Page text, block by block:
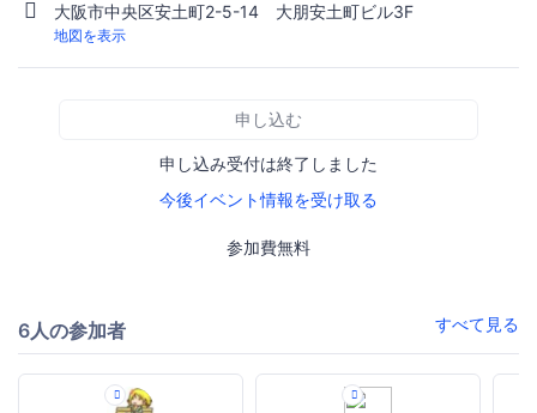
大阪市中央区安土町2-5-14 大朋安土町ビル3F
地図を表示
申し込む
申し込み受付は終了しました
今後イベント情報を受け取る
参加費無料
6人の参加者 すべて見る